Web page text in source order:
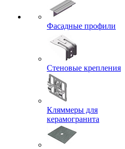
Фасадные профили
Стеновые крепления
Кляммеры для
керамогранита